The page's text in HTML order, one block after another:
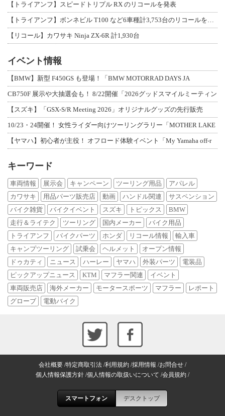
【トライアンフ】スピードトリプル RX のリコールを発表
【トライアンフ】ボンネビル T100 など6車種計3,753台のリコールを発表
【リコール】カワサキ Ninja ZX-6R 計1,930台
イベント情報
【BMW】新型 F450GS も登場！「BMW MOTORRAD DAYS JA
CB750F 展示や大抽選会も！ 8/22開催「2026グッドスマイルミーティン
【スズキ】「GSX-S/R Meeting 2026」オリジナルグッズの先行販売
10/23・24開催！ 女性ライダー向けツーリングラリー「MOTHER LAKE
【ヤマハ】初心者が主役！ オフロード体験イベント「My Yamaha off-r
キーワード
車両情報 展示会 キャンペーン ツーリング用品
アパレル
カワサキ
用品パーツ販売店 動画 ハンドル関連
サスペンション
バイク雑貨
バイクイベント スズキ トピックス
BMW
走行＆ライテク
ツーリング 国内メーカー
バイク用品
トライアンフ
バイクパーツ ホンダ リコール情報
輸入車
キャンプツーリング
試乗会 ヘルメット
オープン情報
ドゥカティ
ニュース ハーレー ヤマハ 外装パーツ
電装品
ピックアップニュース
KTM マフラー関連
イベント
車両販売店
海外メーカー モータースポーツ マフラー
レポート
グローブ
電動バイク
会社概要 特定商取引法 利用規約 採用情報 お問合せ
個人情報保護方針 個人情報の取扱いについて 会員規約
スマートフォン デスクトップ